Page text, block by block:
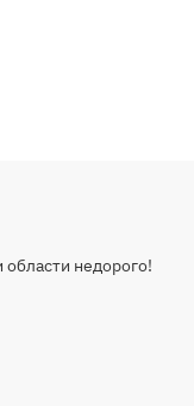
недорого!